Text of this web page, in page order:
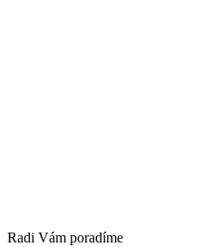
Radi Vám poradíme